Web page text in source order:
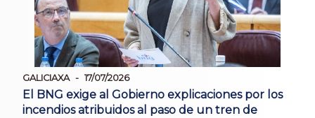
GALICIAXA 17/07/2026
El BNG exige al Gobierno explicaciones por los
incendios atribuidos al paso de un tren de